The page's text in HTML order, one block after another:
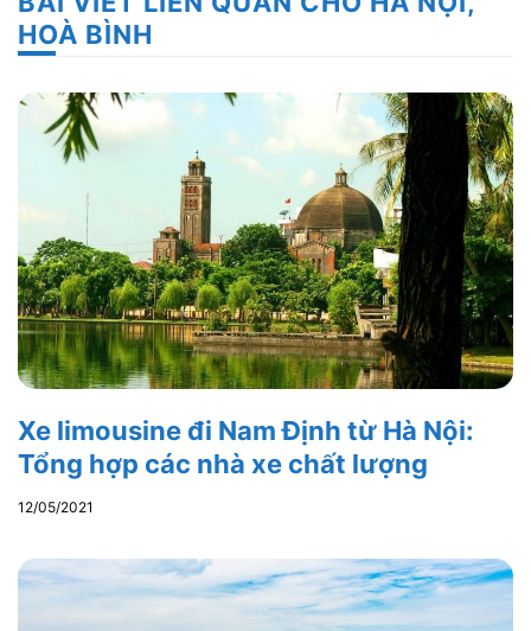
HOÀ BÌNH
Xe limousine đi Nam Định từ Hà Nội:
Tổng hợp các nhà xe chất lượng
12/05/2021